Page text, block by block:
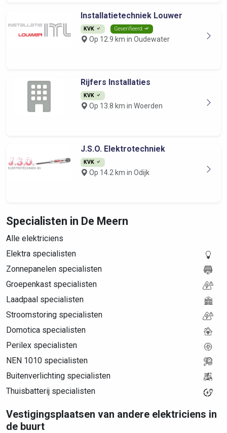
Installatietechniek Louwer
KVK Geverifieerd
Op 12.9 km in Oudewater
Rijfers Installaties
KVK
Op 13.8 km in Woerden
J.S.O. Elektrotechniek
KVK
Op 14.2 km in Odijk
Specialisten in De Meern
Alle elektriciens
Elektra specialisten
Zonnepanelen specialisten
Groepenkast specialisten
Laadpaal specialisten
Stroomstoring specialisten
Domotica specialisten
Perilex specialisten
NEN 1010 specialisten
Buitenverlichting specialisten
Thuisbatterij specialisten
Vestigingsplaatsen van andere elektriciens in
de buurt